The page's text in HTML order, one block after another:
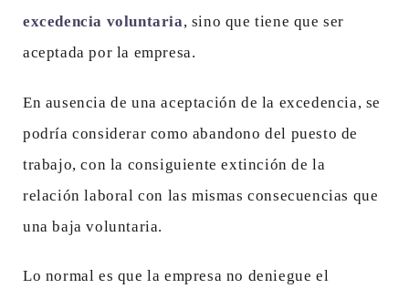
excedencia voluntaria, sino que tiene que ser
aceptada por la empresa.
En ausencia de una aceptación de la excedencia, se
podría considerar como abandono del puesto de
trabajo, con la consiguiente extinción de la
relación laboral con las mismas consecuencias que
una baja voluntaria.
Lo normal es que la empresa no deniegue el